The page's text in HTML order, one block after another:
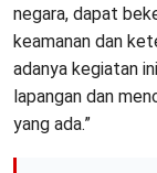
negara, dapat
keamanan dan
adanya kegiatan
lapangan dan
yang ada.”